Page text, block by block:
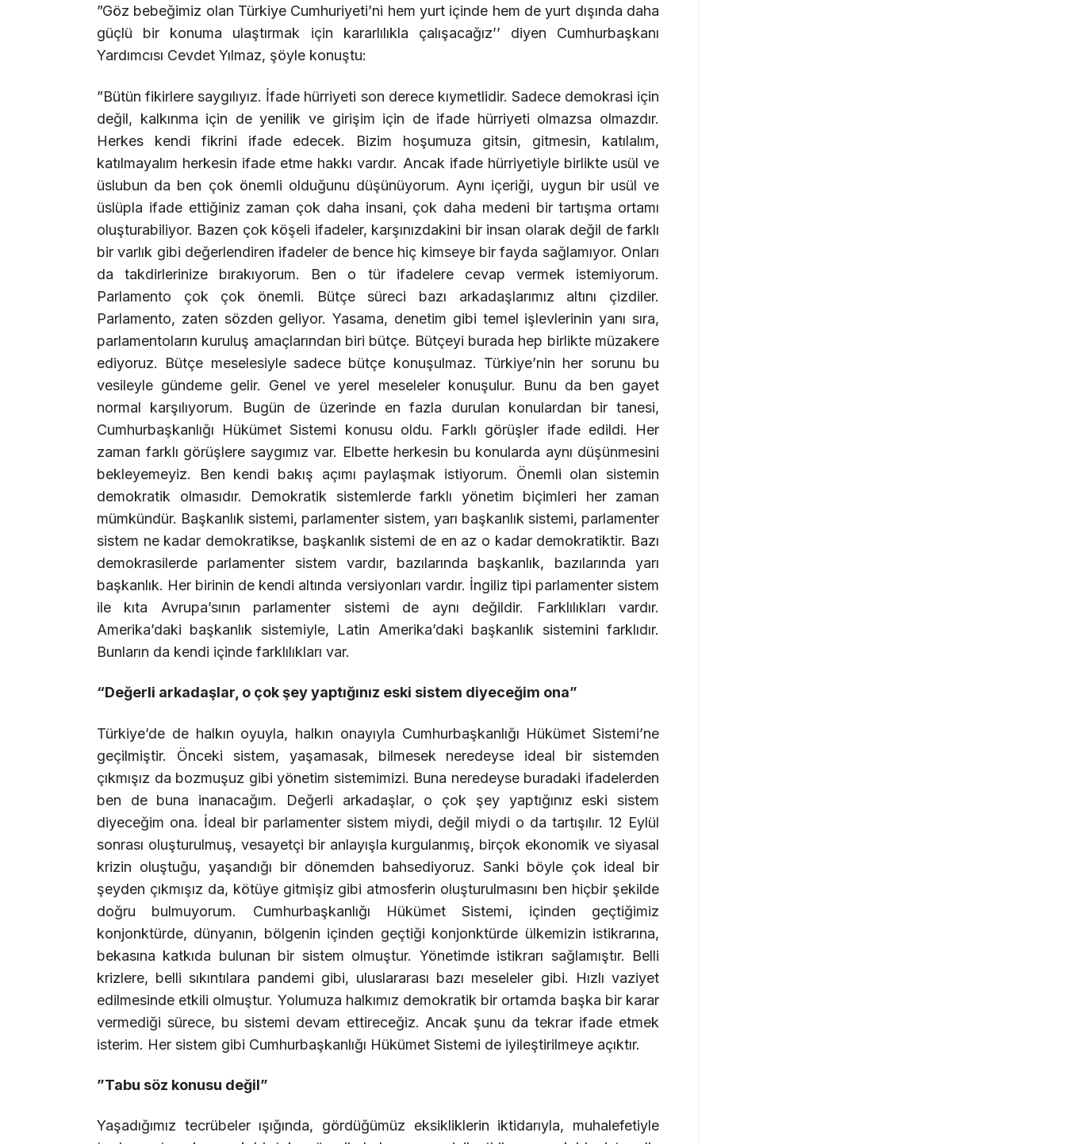
”Göz bebeğimiz olan Türkiye Cumhuriyeti’ni hem yurt içinde hem de yurt dışında daha
güçlü bir konuma ulaştırmak için kararlılıkla çalışacağız’’ diyen Cumhurbaşkanı
Yardımcısı Cevdet Yılmaz, şöyle konuştu:
”Bütün fikirlere saygılıyız. İfade hürriyeti son derece kıymetlidir. Sadece demokrasi için
değil, kalkınma için de yenilik ve girişim için de ifade hürriyeti olmazsa olmazdır.
Herkes kendi fikrini ifade edecek. Bizim hoşumuza gitsin, gitmesin, katılalım,
katılmayalım herkesin ifade etme hakkı vardır. Ancak ifade hürriyetiyle birlikte usül ve
üslubun da ben çok önemli olduğunu düşünüyorum. Aynı içeriği, uygun bir usül ve
üslüpla ifade ettiğiniz zaman çok daha insani, çok daha medeni bir tartışma ortamı
oluşturabiliyor. Bazen çok köşeli ifadeler, karşınızdakini bir insan olarak değil de farklı
bir varlık gibi değerlendiren ifadeler de bence hiç kimseye bir fayda sağlamıyor. Onları
da takdirlerinize bırakıyorum. Ben o tür ifadelere cevap vermek istemiyorum.
Parlamento çok çok önemli. Bütçe süreci bazı arkadaşlarımız altını çizdiler.
Parlamento, zaten sözden geliyor. Yasama, denetim gibi temel işlevlerinin yanı sıra,
parlamentoların kuruluş amaçlarından biri bütçe. Bütçeyi burada hep birlikte müzakere
ediyoruz. Bütçe meselesiyle sadece bütçe konuşulmaz. Türkiye’nin her sorunu bu
vesileyle gündeme gelir. Genel ve yerel meseleler konuşulur. Bunu da ben gayet
normal karşılıyorum. Bugün de üzerinde en fazla durulan konulardan bir tanesi,
Cumhurbaşkanlığı Hükümet Sistemi konusu oldu. Farklı görüşler ifade edildi. Her
zaman farklı görüşlere saygımız var. Elbette herkesin bu konularda aynı düşünmesini
bekleyemeyiz. Ben kendi bakış açımı paylaşmak istiyorum. Önemli olan sistemin
demokratik olmasıdır. Demokratik sistemlerde farklı yönetim biçimleri her zaman
mümkündür. Başkanlık sistemi, parlamenter sistem, yarı başkanlık sistemi, parlamenter
sistem ne kadar demokratikse, başkanlık sistemi de en az o kadar demokratiktir. Bazı
demokrasilerde parlamenter sistem vardır, bazılarında başkanlık, bazılarında yarı
başkanlık. Her birinin de kendi altında versiyonları vardır. İngiliz tipi parlamenter sistem
ile kıta Avrupa’sının parlamenter sistemi de aynı değildir. Farklılıkları vardır.
Amerika’daki başkanlık sistemiyle, Latin Amerika’daki başkanlık sistemini farklıdır.
Bunların da kendi içinde farklılıkları var.
“Değerli arkadaşlar, o çok şey yaptığınız eski sistem diyeceğim ona”
Türkiye’de de halkın oyuyla, halkın onayıyla Cumhurbaşkanlığı Hükümet Sistemi’ne
geçilmiştir. Önceki sistem, yaşamasak, bilmesek neredeyse ideal bir sistemden
çıkmışız da bozmuşuz gibi yönetim sistemimizi. Buna neredeyse buradaki ifadelerden
ben de buna inanacağım. Değerli arkadaşlar, o çok şey yaptığınız eski sistem
diyeceğim ona. İdeal bir parlamenter sistem miydi, değil miydi o da tartışılır. 12 Eylül
sonrası oluşturulmuş, vesayetçi bir anlayışla kurgulanmış, birçok ekonomik ve siyasal
krizin oluştuğu, yaşandığı bir dönemden bahsediyoruz. Sanki böyle çok ideal bir
şeyden çıkmışız da, kötüye gitmişiz gibi atmosferin oluşturulmasını ben hiçbir şekilde
doğru bulmuyorum. Cumhurbaşkanlığı Hükümet Sistemi, içinden geçtiğimiz
konjonktürde, dünyanın, bölgenin içinden geçtiği konjonktürde ülkemizin istikrarına,
bekasına katkıda bulunan bir sistem olmuştur. Yönetimde istikrarı sağlamıştır. Belli
krizlere, belli sıkıntılara pandemi gibi, uluslararası bazı meseleler gibi. Hızlı vaziyet
edilmesinde etkili olmuştur. Yolumuza halkımız demokratik bir ortamda başka bir karar
vermediği sürece, bu sistemi devam ettireceğiz. Ancak şunu da tekrar ifade etmek
isterim. Her sistem gibi Cumhurbaşkanlığı Hükümet Sistemi de iyileştirilmeye açıktır.
”Tabu söz konusu değil”
Yaşadığımız tecrübeler ışığında, gördüğümüz eksikliklerin iktidarıyla, muhalefetiyle